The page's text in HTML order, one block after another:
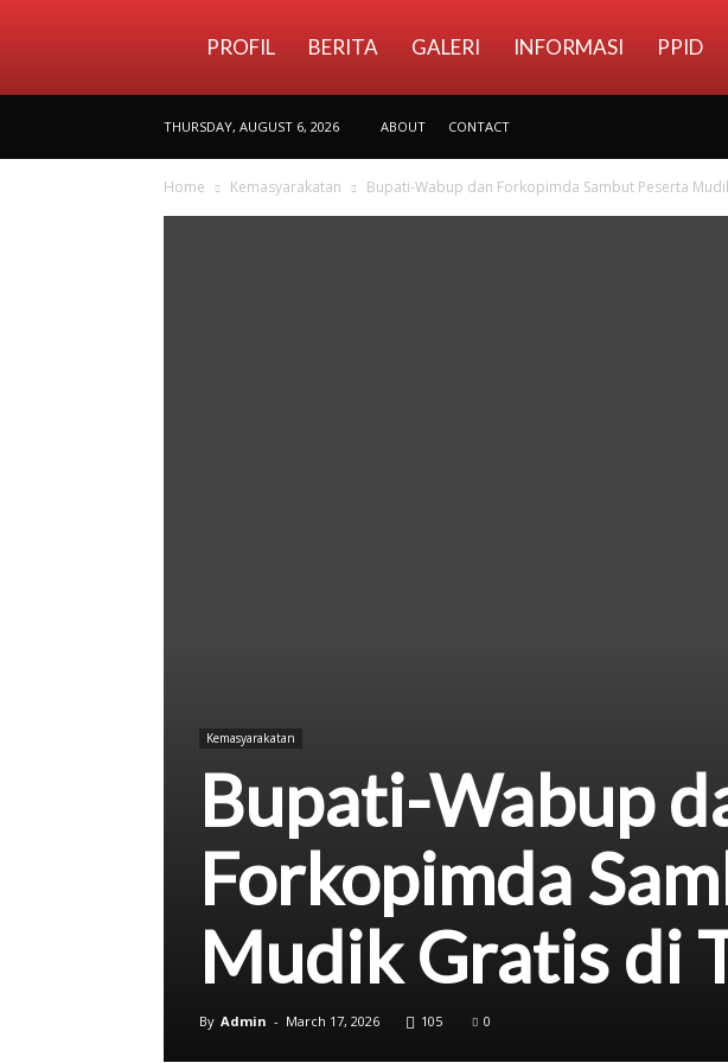
Bagian
Protokol
PROFIL BERITA GALERI INFORMASI PPID
THURSDAY, AUGUST 6, 2026 ABOUT CONTACT
Home Kemasyarakatan Bupati-Wabup dan Forkopimda Sambut Peserta
Kemasyarakatan
Bupati-Wabup
Forkopimda
Mudik Gratis di
By Admin - March 17, 2026 105 0